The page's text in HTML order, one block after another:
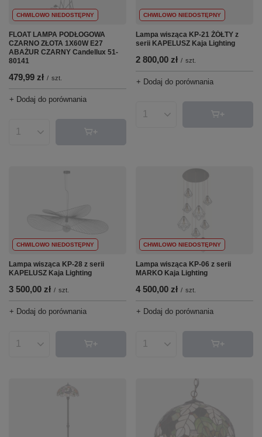
CHWILOWO NIEDOSTĘPNY
FLOAT LAMPA PODŁOGOWA
CZARNO ZŁOTA 1X60W E27
ABAŻUR CZARNY Candellux 51-
80141
479,99 zł / szt.
+ Dodaj do porównania
Ilość produktów
CHWILOWO NIEDOSTĘPNY
Lampa wisząca KP-21 ŻÓŁTY z
serii KAPELUSZ Kaja Lighting
2 800,00 zł / szt.
+ Dodaj do porównania
Ilość produktów
CHWILOWO NIEDOSTĘPNY
Lampa wisząca KP-28 z serii
KAPELUSZ Kaja Lighting
3 500,00 zł / szt.
+ Dodaj do porównania
Ilość produktów
CHWILOWO NIEDOSTĘPNY
Lampa wisząca KP-06 z serii
MARKO Kaja Lighting
4 500,00 zł / szt.
+ Dodaj do porównania
Ilość produktów